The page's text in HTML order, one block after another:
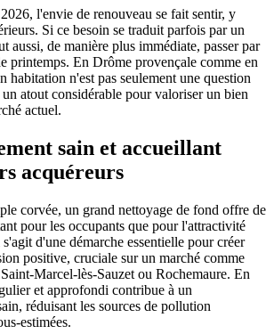
l'envie de renouveau se fait sentir, y
Si ce besoin se traduit parfois par un
aussi, de manière plus immédiate, passer par
printemps. En Drôme provençale comme en
habitation n'est pas seulement une question
atout considérable pour valoriser un bien
actuel.
sain et accueillant
acquéreurs
corvée, un grand nettoyage de fond offre de
pour les occupants que pour l'attractivité
d'une démarche essentielle pour créer
positive, cruciale sur un marché comme
Marcel-lès-Sauzet ou Rochemaure. En
et approfondi contribue à un
réduisant les sources de pollution
estimées.